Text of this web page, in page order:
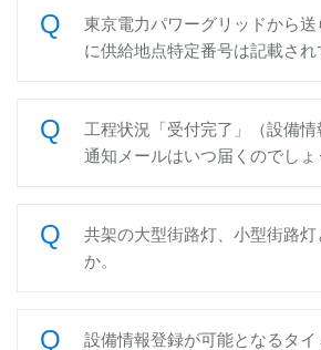
東京電力パワーグリッドから
に供給地点特定番号は記載され
工程状況「受付完了」（設備
通知メールはいつ届くのでしょ
共架の大型街路灯、小型街路灯
か。
設備情報登録が可能となるタ